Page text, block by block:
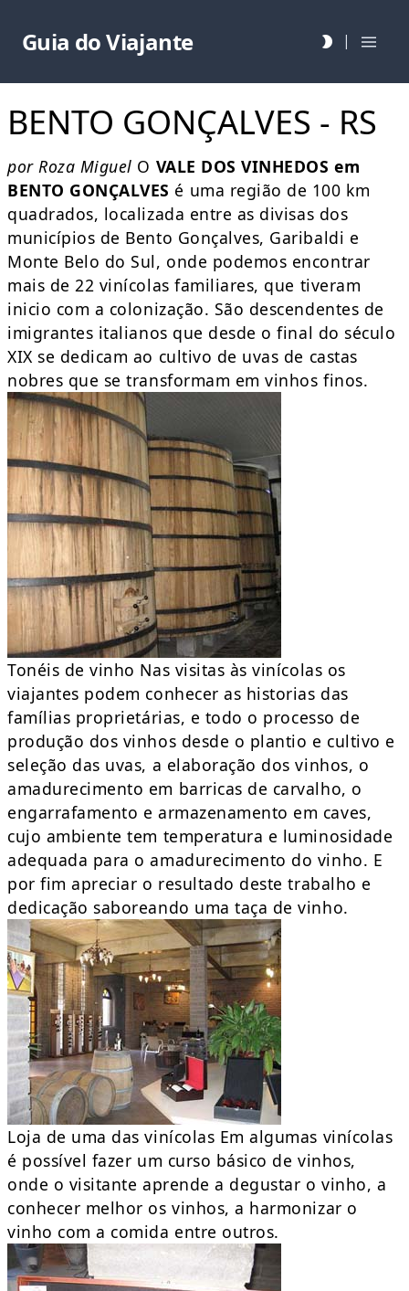
Guia do Viajante |
BENTO GONÇALVES - RS
por Roza Miguel O VALE DOS VINHEDOS em
BENTO GONÇALVES é uma região de 100 km
quadrados, localizada entre as divisas dos
municípios de Bento Gonçalves, Garibaldi e
Monte Belo do Sul, onde podemos encontrar
mais de 22 vinícolas familiares, que tiveram
inicio com a colonização. São descendentes de
imigrantes italianos que desde o final do século
XIX se dedicam ao cultivo de uvas de castas
nobres que se transformam em vinhos finos.
Tonéis de vinho Nas visitas às vinícolas os
viajantes podem conhecer as historias das
famílias proprietárias, e todo o processo de
produção dos vinhos desde o plantio e cultivo e
seleção das uvas, a elaboração dos vinhos, o
amadurecimento em barricas de carvalho, o
engarrafamento e armazenamento em caves,
cujo ambiente tem temperatura e luminosidade
adequada para o amadurecimento do vinho. E
por fim apreciar o resultado deste trabalho e
dedicação saboreando uma taça de vinho.
Loja de uma das vinícolas Em algumas vinícolas
é possível fazer um curso básico de vinhos,
onde o visitante aprende a degustar o vinho, a
conhecer melhor os vinhos, a harmonizar o
vinho com a comida entre outros.